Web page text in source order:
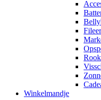
Winkelmandje